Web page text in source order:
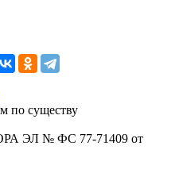
по существу
ЭЛ № ФС 77-71409 от